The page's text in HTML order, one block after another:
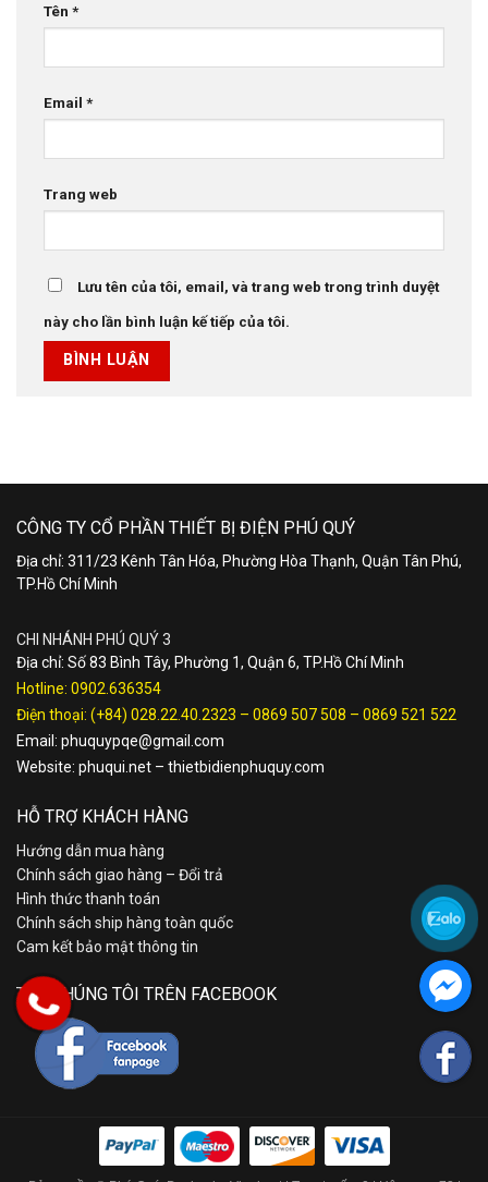
Tên *
Email *
Trang web
Lưu tên của tôi, email, và trang web trong trình duyệt
này cho lần bình luận kế tiếp của tôi.
CÔNG TY CỔ PHẦN THIẾT BỊ ĐIỆN PHÚ QUÝ
Địa chỉ: 311/23 Kênh Tân Hóa, Phường Hòa Thạnh, Quận Tân Phú,
TP.Hồ Chí Minh
CHI NHÁNH PHÚ QUÝ 3
Địa chỉ: Số 83 Bình Tây, Phường 1, Quận 6, TP.Hồ Chí Minh
Hotline: 0902.636354
Điện thoại: (+84) 028.22.40.2323 – 0869 507 508 – 0869 521 522
Email: phuquypqe@gmail.com
Website: phuqui.net – thietbidienphuquy.com
HỖ TRỢ KHÁCH HÀNG
Hướng dẫn mua hàng
Chính sách giao hàng – Đổi trả
Hình thức thanh toán
Chính sách ship hàng toàn quốc
Cam kết bảo mật thông tin
TÌM CHÚNG TÔI TRÊN FACEBOOK